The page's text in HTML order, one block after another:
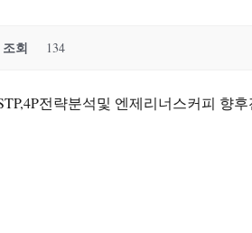
조회 134
전략분석및 엔제리너스커피 향